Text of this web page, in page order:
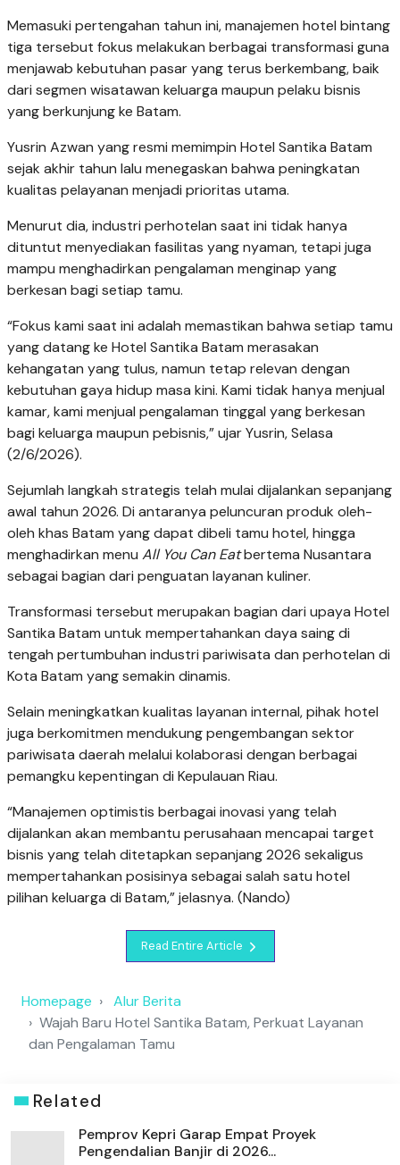
Memasuki pertengahan tahun ini, manajemen hotel bintang
tiga tersebut fokus melakukan berbagai transformasi guna
menjawab kebutuhan pasar yang terus berkembang, baik
dari segmen wisatawan keluarga maupun pelaku bisnis
yang berkunjung ke Batam.
Yusrin Azwan yang resmi memimpin Hotel Santika Batam
sejak akhir tahun lalu menegaskan bahwa peningkatan
kualitas pelayanan menjadi prioritas utama.
Menurut dia, industri perhotelan saat ini tidak hanya
dituntut menyediakan fasilitas yang nyaman, tetapi juga
mampu menghadirkan pengalaman menginap yang
berkesan bagi setiap tamu.
“Fokus kami saat ini adalah memastikan bahwa setiap tamu
yang datang ke Hotel Santika Batam merasakan
kehangatan yang tulus, namun tetap relevan dengan
kebutuhan gaya hidup masa kini. Kami tidak hanya menjual
kamar, kami menjual pengalaman tinggal yang berkesan
bagi keluarga maupun pebisnis,” ujar Yusrin, Selasa
(2/6/2026).
Sejumlah langkah strategis telah mulai dijalankan sepanjang
awal tahun 2026. Di antaranya peluncuran produk oleh-
oleh khas Batam yang dapat dibeli tamu hotel, hingga
menghadirkan menu All You Can Eatbertema Nusantara
sebagai bagian dari penguatan layanan kuliner.
Transformasi tersebut merupakan bagian dari upaya Hotel
Santika Batam untuk mempertahankan daya saing di
tengah pertumbuhan industri pariwisata dan perhotelan di
Kota Batam yang semakin dinamis.
Selain meningkatkan kualitas layanan internal, pihak hotel
juga berkomitmen mendukung pengembangan sektor
pariwisata daerah melalui kolaborasi dengan berbagai
pemangku kepentingan di Kepulauan Riau.
“Manajemen optimistis berbagai inovasi yang telah
dijalankan akan membantu perusahaan mencapai target
bisnis yang telah ditetapkan sepanjang 2026 sekaligus
mempertahankan posisinya sebagai salah satu hotel
pilihan keluarga di Batam,” jelasnya. (Nando)
Read Entire Article
Homepage
Alur Berita
Wajah Baru Hotel Santika Batam, Perkuat Layanan
dan Pengalaman Tamu
Related
Pemprov Kepri Garap Empat Proyek
Pengendalian Banjir di 2026...